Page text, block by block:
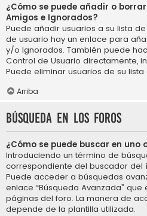
¿Cómo se puede añadir o
Amigos e Ignorados?
Puede añadir usuarios a su lista
de usuario hay un enlace para
y/o Ignorados. También puede
Control de Usuario directamente,
Puede eliminar usuarios de su
Arriba
Búsqueda en los foros
¿Cómo se puede buscar en uno
Introduciendo un término de
correspondiente del buscador del
Puede acceder a búsquedas
enlace “Búsqueda Avanzada”
páginas del foro. La manera de
depende de la plantilla utilizada.